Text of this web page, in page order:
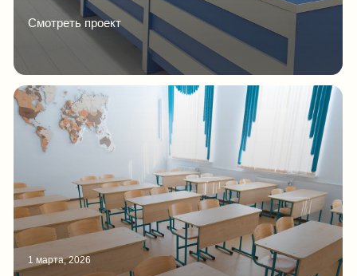
Изготовление под ключ
Высокое качество материала
Используем ЛДСП лучшего качества
на рынке
Реализуем проекты под ключ с
доставкой и сборкой
ООО «Идея-групп» по праву считается самым
крупным дагестанским оптовым
товаропроизводителем на рынке изготовления
мебели для образовательных и спортивных